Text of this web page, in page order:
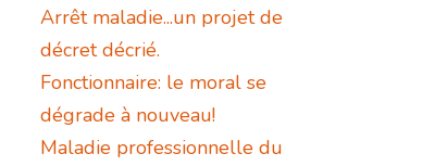
Arrêt maladie...un projet de
décret décrié.
Fonctionnaire: le moral se
dégrade à nouveau!
Maladie professionnelle du